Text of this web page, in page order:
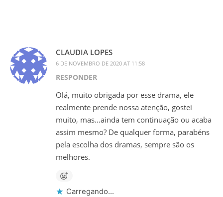
CLAUDIA LOPES
6 DE NOVEMBRO DE 2020 AT 11:58
RESPONDER
Olá, muito obrigada por esse drama, ele
realmente prende nossa atenção, gostei
muito, mas…ainda tem continuação ou acaba
assim mesmo? De qualquer forma, parabéns
pela escolha dos dramas, sempre são os
melhores.
Carregando...